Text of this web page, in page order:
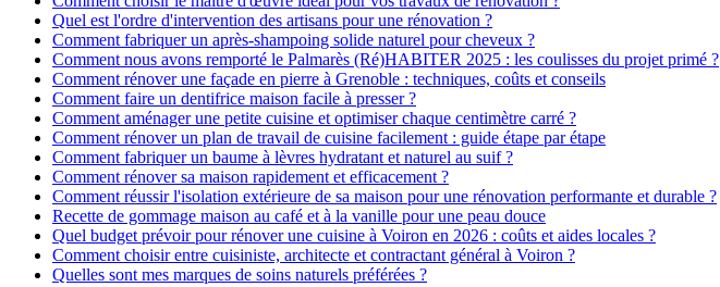
Quel est l'ordre d'intervention des artisans pour une rénovation ?
Comment fabriquer un après-shampoing solide naturel pour cheveux ?
Comment nous avons remporté le Palmarès (Ré)HABITER 2025 : les coulisses du projet primé ?
Comment rénover une façade en pierre à Grenoble : techniques, coûts et conseils
Comment faire un dentifrice maison facile à presser ?
Comment aménager une petite cuisine et optimiser chaque centimètre carré ?
Comment rénover un plan de travail de cuisine facilement : guide étape par étape
Comment fabriquer un baume à lèvres hydratant et naturel au suif ?
Comment rénover sa maison rapidement et efficacement ?
Comment réussir l'isolation extérieure de sa maison pour une rénovation performante et durable ?
Recette de gommage maison au café et à la vanille pour une peau douce
Quel budget prévoir pour rénover une cuisine à Voiron en 2026 : coûts et aides locales ?
Comment choisir entre cuisiniste, architecte et contractant général à Voiron ?
Quelles sont mes marques de soins naturels préférées ?